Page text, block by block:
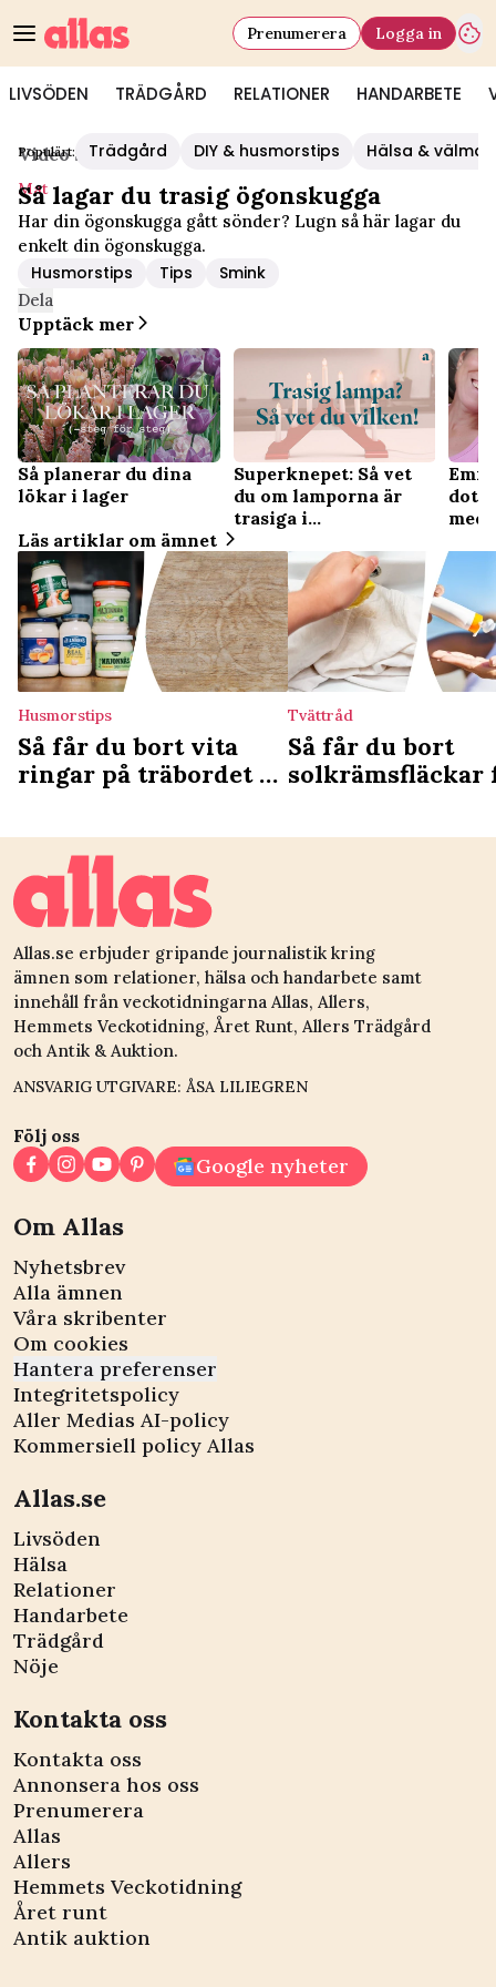
LIVSÖDEN TRÄDGÅRD RELATIONER HANDARBETE
Prenumerera Logga in
Populärt: Trädgård DIY & husmorstips Hälsa &
Video Start/Mat
Mat
Så lagar du trasig ögonskugga
Har din ögonskugga gått sönder? Lugn så här lagar du
enkelt din ögonskugga.
Husmorstips Tips Smink
Dela
Upptäck mer
Så planerar du dina
lökar i lager
Superknepet: Så vet
du om lamporna är
trasiga i
adventsljusstaken
Läs artiklar om ämnet
Husmorstips
Så får du bort vita
ringar på träbordet –
setts av
hundratusentals
Tvättråd
Så får du bort
solkrämsfläckar
knep
Allas.se erbjuder gripande journalistik kring
ämnen som relationer, hälsa och handarbete samt
innehåll från veckotidningarna Allas, Allers,
Hemmets Veckotidning, Året Runt, Allers Trädgård
och Antik & Auktion.
ANSVARIG UTGIVARE: ÅSA LILIEGREN
Följ oss
Google nyheter
Om Allas
Nyhetsbrev
Alla ämnen
Våra skribenter
Om cookies
Hantera preferenser
Integritetspolicy
Aller Medias AI-policy
Kommersiell policy Allas
Allas.se
Livsöden
Hälsa
Relationer
Handarbete
Trädgård
Nöje
Kontakta oss
Kontakta oss
Annonsera hos oss
Prenumerera
Allas
Allers
Hemmets Veckotidning
Året runt
Antik auktion